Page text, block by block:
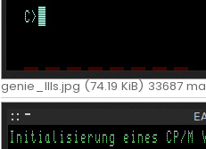
genie_IIIs.jpg (74.19 KiB) 33687